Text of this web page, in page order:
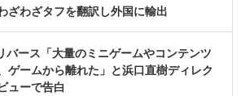
ざわざタフを翻訳し外国に輸出
バース「大量のミニゲームやコンテンツ
ゲームから離れた」と浜口直樹ディレク
ューで告白